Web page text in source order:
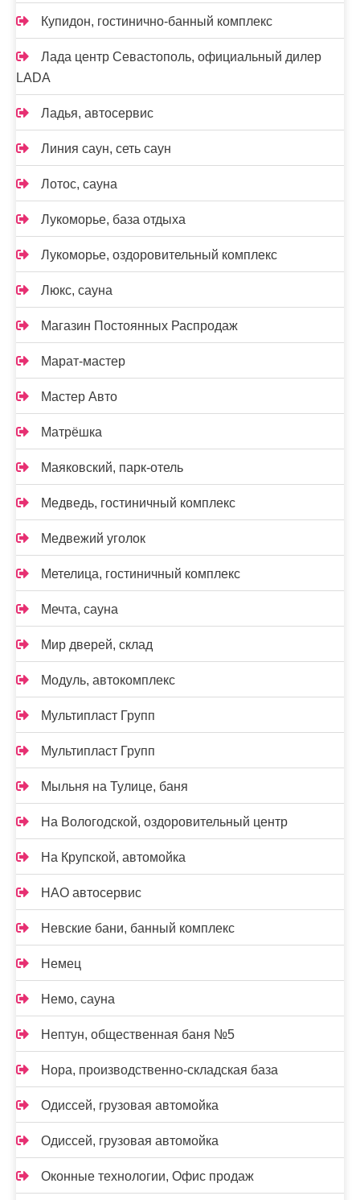
Купидон, гостинично-банный комплекс
Лада центр Севастополь, официальный дилер
LADA
Ладья, автосервис
Линия саун, сеть саун
Лотос, сауна
Лукоморье, база отдыха
Лукоморье, оздоровительный комплекс
Люкс, сауна
Магазин Постоянных Распродаж
Марат-мастер
Мастер Авто
Матрёшка
Маяковский, парк-отель
Медведь, гостиничный комплекс
Медвежий уголок
Метелица, гостиничный комплекс
Мечта, сауна
Мир дверей, склад
Модуль, автокомплекс
Мультипласт Групп
Мультипласт Групп
Мыльня на Тулице, баня
На Вологодской, оздоровительный центр
На Крупской, автомойка
НАО автосервис
Невские бани, банный комплекс
Немец
Немо, сауна
Нептун, общественная баня №5
Нора, производственно-складская база
Одиссей, грузовая автомойка
Одиссей, грузовая автомойка
Оконные технологии, Офис продаж